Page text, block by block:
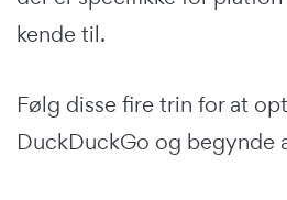
kende til.
Følg disse fire trin for at
DuckDuckGo og begynde